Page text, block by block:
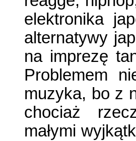
elektronika
alternatywy
na imprezę
Problemem
muzyka, bo z
chociaż
małymi